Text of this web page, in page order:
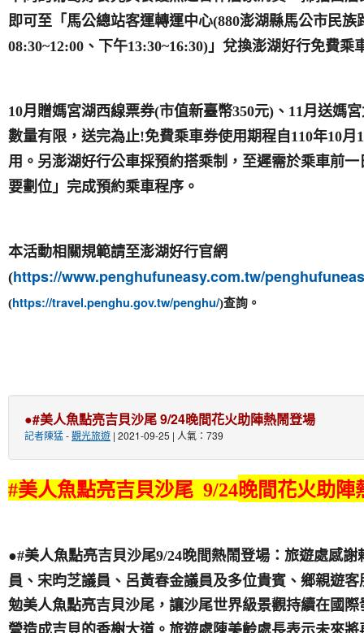
即可至「馬公總站客運轉運中心(880澎湖縣馬公市民族
08:30~12:00 、下午13:30~16:30) 」兌換澎湖好行免費乘
10月贈媽宮湖西線票券(市值新臺幣350元) 、 11月送媽
數量有限，送完為止!免費乘車券使用期程自 110年10月 1
用。另澎湖好行公車採預約搭乘制，至遲需於乘車前一
要劃位」完成預約乘車程序。
本活動相關規範請至澎湖好行官網
(https://www.penghufuneasy.com.tw/
(https://travel.penghu.gov.tw/penghu/)查詢。
●#美人魚點亮吉貝沙尾 9/24晚間花火助陣熱鬧登場
記者陳猛-觀光旅遊 | 2021-09-25 | 人氣：739
#美人魚點亮吉貝沙尾 9/24晚間花火助陣
●#美人魚點亮吉貝沙尾9/24晚間熱鬧登場：旅遊處感
員、宋昀芝議員、呂黃春金議員及多位貴賓、鄉親遊
勉美人魚點亮吉貝沙尾，讓沙尾世界級景觀持續在國